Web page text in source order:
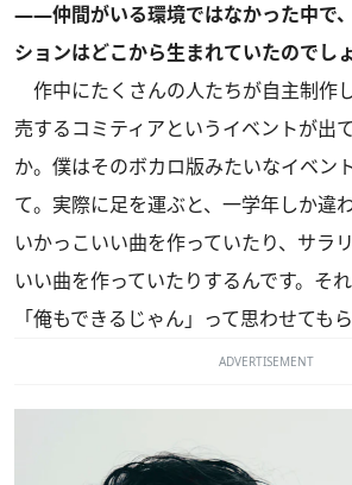
――仲間がいる環境ではなかった中で
ションはどこから生まれていたのでしょ
作中にたくさんの人たちが自主制作
売するコミティアというイベントが出
か。僕はそのボカロ版みたいなイベン
て。実際に足を運ぶと、一学年しか違
いかっこいい曲を作っていたり、サラ
いい曲を作っていたりするんです。それ
「俺もできるじゃん」って思わせても
ADVERTISEMENT